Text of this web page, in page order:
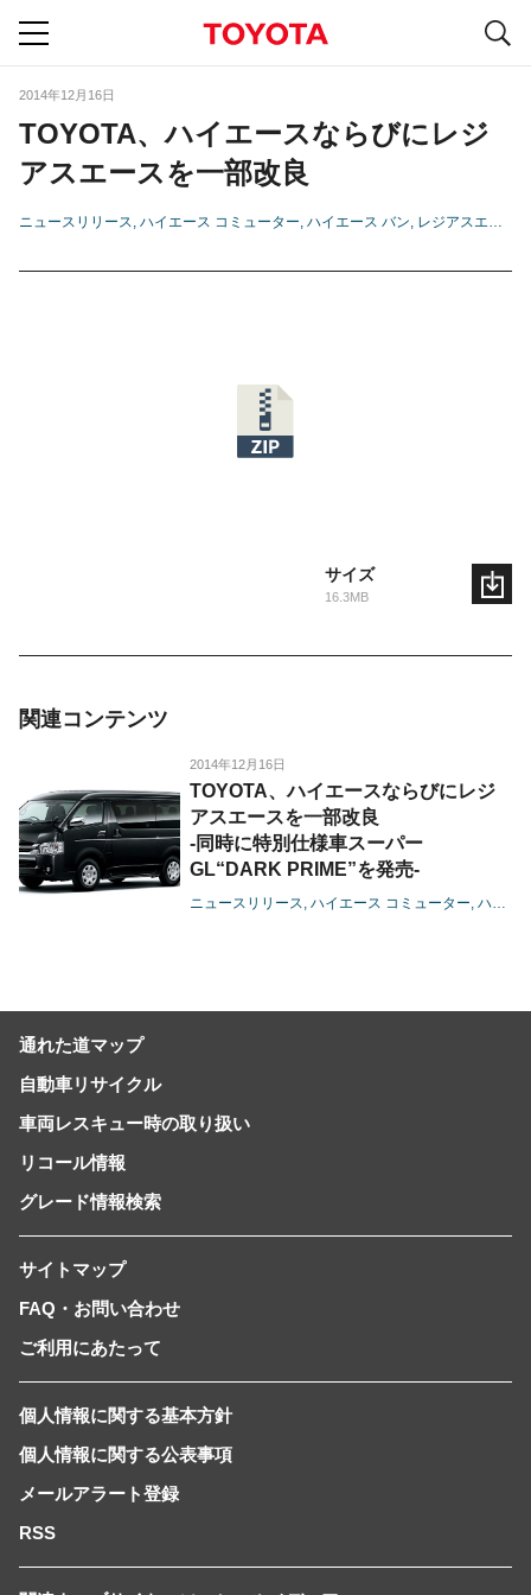
2014年12月16日
TOYOTA、ハイエースならびにレジ
アスエースを一部改良
ニュースリリース ハイエース コミューター ハイエース バン レジアスエース
サイズ
16.3MB
関連コンテンツ
2014年12月16日
TOYOTA、ハイエースならびにレジ
アスエースを一部改良
-同時に特別仕様車スーパー
GL“DARK PRIME”を発売-
ニュースリリース ハイエース コミューター ハイエース バン
通れた道マップ
自動車リサイクル
車両レスキュー時の取り扱い
リコール情報
グレード情報検索
サイトマップ
FAQ・お問い合わせ
ご利用にあたって
個人情報に関する基本方針
個人情報に関する公表事項
メールアラート登録
RSS